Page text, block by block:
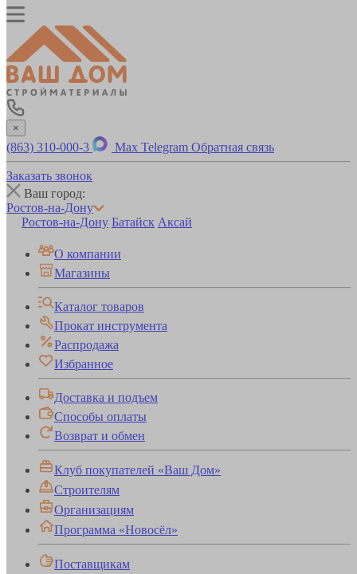
×
(863) 310-000-3 Max Telegram Обратная связь
Заказать звонок
Ваш город:
Ростов-на-Дону
Ростов-на-Дону Батайск Аксай
О компании
Магазины
Каталог товаров
Прокат инструмента
Распродажа
Избранное
Доставка и подъем
Способы оплаты
Возврат и обмен
Клуб покупателей «Ваш Дом»
Строителям
Организациям
Программа «Новосёл»
Поставщикам